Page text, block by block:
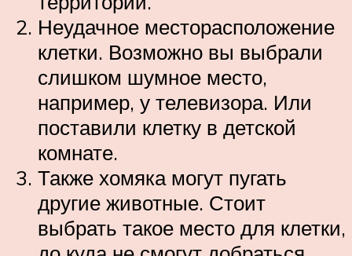
Неудачное месторасположение
клетки. Возможно вы выбрали
слишком шумное место,
например, у телевизора. Или
поставили клетку в детской
комнате.
Также хомяка могут пугать
другие животные. Стоит
выбрать такое место для клетки,